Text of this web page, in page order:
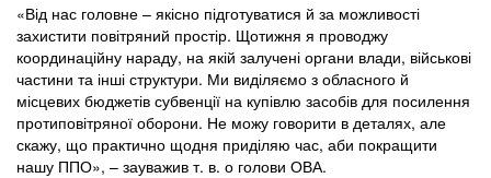
«Від нас головне – якісно підготуватися й за можливості
захистити повітряний простір. Щотижня я проводжу
координаційну нараду, на якій залучені органи влади, військові
частини та інші структури. Ми виділяємо з обласного й
місцевих бюджетів субвенції на купівлю засобів для посилення
протиповітряної оборони. Не можу говорити в деталях, але
скажу, що практично щодня приділяю час, аби покращити
нашу ППО», – зауважив т. в. о голови ОВА.